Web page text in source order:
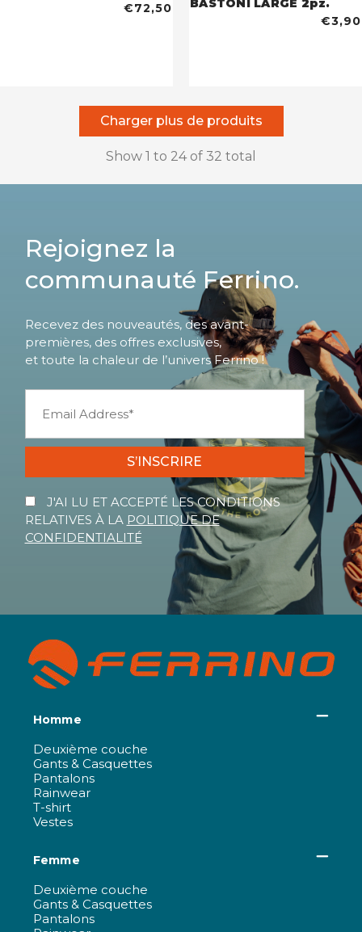
€72,50
BASTONI LARGE 2pz.
€3,90
Charger plus de produits
Show 1 to 24of 32 total
Rejoignez la
communauté Ferrino.
Recevez des nouveautés, des avant-
premières, des offres exclusives,
et toute la chaleur de l’univers Ferrino !
S’INSCRIRE
J'AI LU ET ACCEPTÉ LES CONDITIONS
RELATIVES À LA POLITIQUE DE
CONFIDENTIALITÉ
Homme
Deuxième couche
Gants & Casquettes
Pantalons
Rainwear
T-shirt
Vestes
Femme
Deuxième couche
Gants & Casquettes
Pantalons